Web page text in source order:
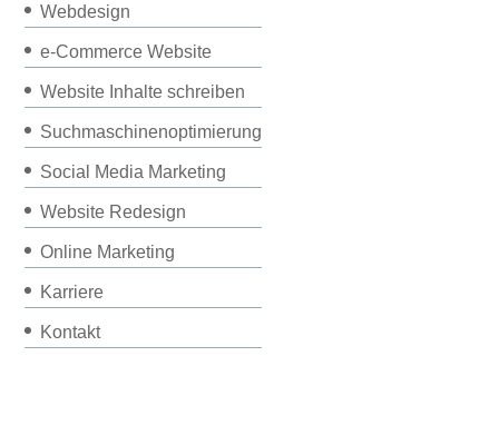
Webdesign
e-Commerce Website
Website Inhalte schreiben
Suchmaschinenoptimierung
Social Media Marketing
Website Redesign
Online Marketing
Karriere
Kontakt